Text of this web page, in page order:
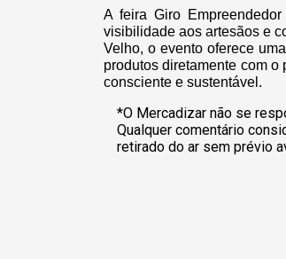
A feira Giro
visibilidade aos artesãos e
Velho, o evento oferece
produtos diretamente com
consciente e sustentável.
*O Mercadizar não se
Qualquer comentário
retirado do ar sem prévio